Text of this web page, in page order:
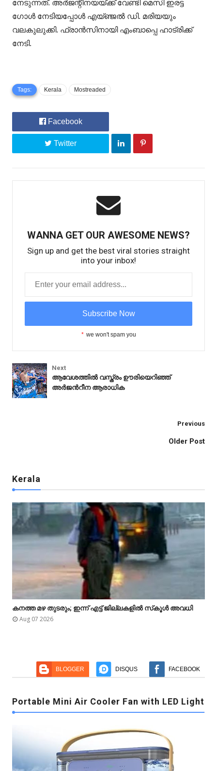
നേടുന്നത്. അര്‍ജന്റീനയയ്ക്ക് വേണ്ടി മെസി ഇരട്ട
ഗോള്‍ നേടിയപ്പോള്‍ എയ്ഞ്ജല്‍ ഡി. മരിയയും
വലകുലുക്കി. ഫ്രാന്‍സിനായി എംബാപ്പെ ഹാട്രിക്ക്
നേടി.
Tags: Kerala Mostreaded
Facebook
Twitter
WANNA GET OUR AWESOME NEWS?
Sign up and get the best viral stories straight
into your inbox!
* we won't spam you
Next
ആവേശത്തിൽ വസ്ത്രം ഊരിയെറിഞ്ഞ്
അർജന്‍റീന ആരാധിക
Previous
Older Post
Kerala
  
കനത്ത മഴ തുടരും; ഇന്ന് എട്ട് ജില്ലകളിൽ സ്‌കൂൾ അവധി
Aug 07 2026
BLOGGER DISQUS FACEBOOK
Portable Mini Air Cooler Fan with LED Light